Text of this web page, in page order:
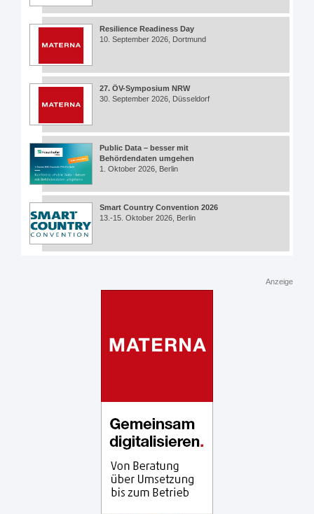
Resilience Readiness Day
10. September 2026, Dortmund
27. ÖV-Symposium NRW
30. September 2026, Düsseldorf
Public Data – besser mit
Behördendaten umgehen
1. Oktober 2026, Berlin
Smart Country Convention 2026
13.-15. Oktober 2026, Berlin
Anzeige